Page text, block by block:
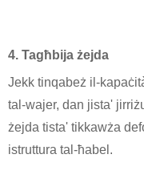
4. Tagħbija żejda
Jekk tinqabeż il-
tal-wajer, dan jista'
żejda tista' tikkawża
istruttura tal-ħabel.